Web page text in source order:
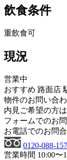
飲食条件
重飲食可
現況
営業中
おすすめ 路面店
物件のお問い合わ
内見ご希望の方
フォームでのお
お電話でのお問
0120-088-157
営業時間 10:00〜